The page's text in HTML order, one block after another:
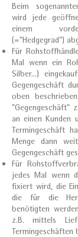
Beim
wird jede
einem
(="Hedgegrad")
Für
Mal wenn ein
Silber...)
Gegengeschäft
oben
"Gegengeschäft"
an einen Kunden
Termingeschäft
Menge dann
Gegengeschäft
Für
jedes Mal wenn
fixiert wird, die
die für die
benötigten
z.B. mittels
Termingeschäften